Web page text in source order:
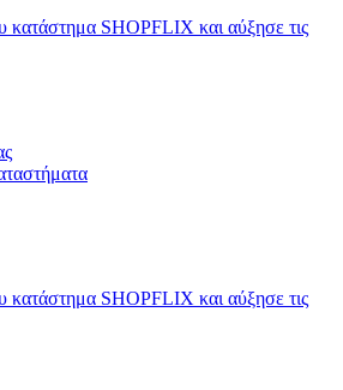
κατάστημα SHOPFLIX και αύξησε τις
κατάστημα SHOPFLIX και αύξησε τις